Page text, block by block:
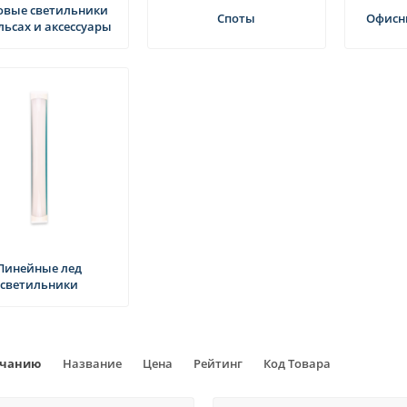
в освещении
светильники
и аксессуары
Споты
лед
светильники
Название Цена Рейтинг Код Товара